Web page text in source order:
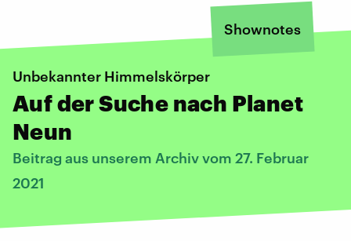
Shownotes
Unbekannter Himmelskörper
Auf der Suche nach Planet
Neun
Beitrag aus unserem Archiv vom 27. Februar
2021